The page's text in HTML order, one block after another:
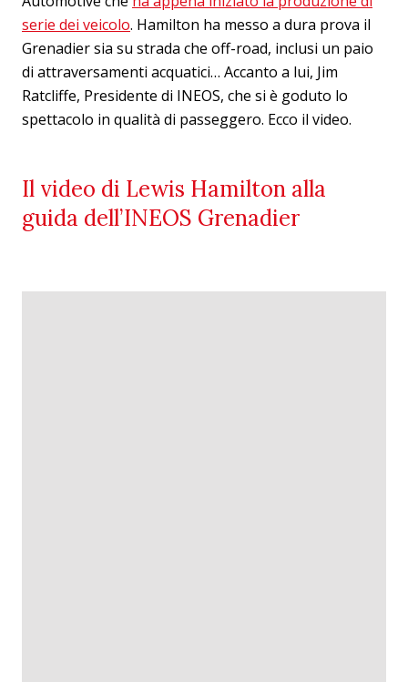
serie dei veicolo. Hamilton ha messo a dura prova il
Grenadier sia su strada che off-road, inclusi un paio
di attraversamenti acquatici… Accanto a lui, Jim
Ratcliffe, Presidente di INEOS, che si è goduto lo
spettacolo in qualità di passeggero. Ecco il video.
Il video di Lewis Hamilton alla
guida dell’INEOS Grenadier